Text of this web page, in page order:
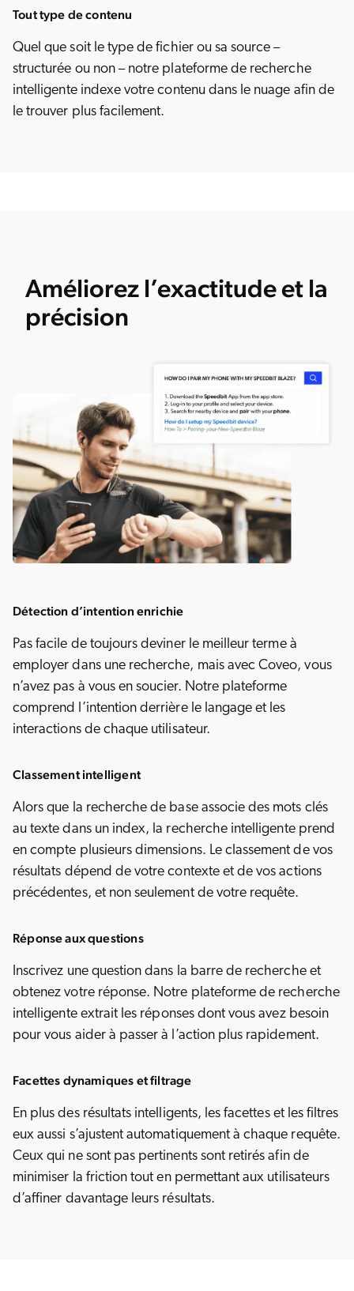
Tout type de contenu
Quel que soit le type de fichier ou sa source –
structurée ou non – notre plateforme de recherche
intelligente indexe votre contenu dans le nuage afin de
le trouver plus facilement.
Améliorez l’exactitude et la
précision
Détection d’intention enrichie
Pas facile de toujours deviner le meilleur terme à
employer dans une recherche, mais avec Coveo, vous
n’avez pas à vous en soucier. Notre plateforme
comprend l’intention derrière le langage et les
interactions de chaque utilisateur.
Classement intelligent
Alors que la recherche de base associe des mots clés
au texte dans un index, la recherche intelligente prend
en compte plusieurs dimensions. Le classement de vos
résultats dépend de votre contexte et de vos actions
précédentes, et non seulement de votre requête.
Réponse aux questions
Inscrivez une question dans la barre de recherche et
obtenez votre réponse. Notre plateforme de recherche
intelligente extrait les réponses dont vous avez besoin
pour vous aider à passer à l’action plus rapidement.
Facettes dynamiques et filtrage
En plus des résultats intelligents, les facettes et les filtres
eux aussi s’ajustent automatiquement à chaque requête.
Ceux qui ne sont pas pertinents sont retirés afin de
minimiser la friction tout en permettant aux utilisateurs
d’affiner davantage leurs résultats.